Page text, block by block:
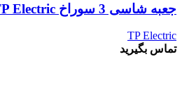
جعبه شاسی 3 سوراخ TP Electric
TP Electric
تماس بگیرید